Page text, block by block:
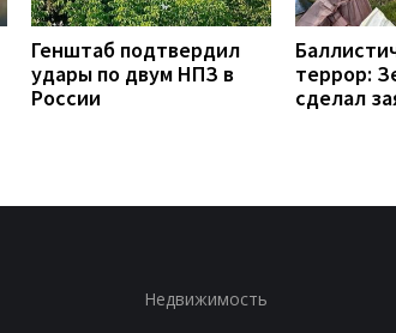
Генштаб подтвердил
удары по двум НПЗ в
России
террор:
сделал
Недвижимость